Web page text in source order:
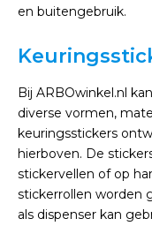
en buitengebruik.
Bij ARBOwinkel.nl
diverse vormen,
keuringsstickers
hierboven. De
stickervellen of op
stickerrollen worden
als dispenser kan